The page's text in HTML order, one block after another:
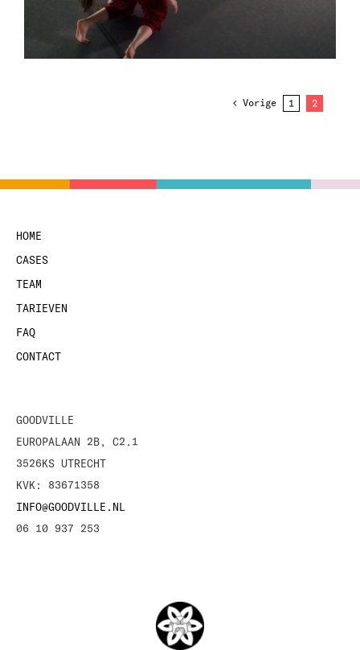
Vorige 1 2
HOME
CASES
TEAM
TARIEVEN
FAQ
CONTACT
GOODVILLE
EUROPALAAN 2B, C2.1
3526KS UTRECHT
KVK: 83671358
INFO@GOODVILLE.NL
06 10 937 253